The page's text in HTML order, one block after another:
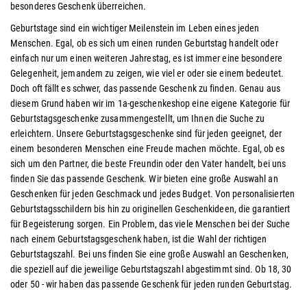
besonderes Geschenk überreichen.
Geburtstage sind ein wichtiger Meilenstein im Leben eines jeden
Menschen. Egal, ob es sich um einen runden Geburtstag handelt oder
einfach nur um einen weiteren Jahrestag, es ist immer eine besondere
Gelegenheit, jemandem zu zeigen, wie viel er oder sie einem bedeutet.
Doch oft fällt es schwer, das passende Geschenk zu finden. Genau aus
diesem Grund haben wir im 1a-geschenkeshop eine eigene Kategorie für
Geburtstagsgeschenke zusammengestellt, um Ihnen die Suche zu
erleichtern. Unsere Geburtstagsgeschenke sind für jeden geeignet, der
einem besonderen Menschen eine Freude machen möchte. Egal, ob es
sich um den Partner, die beste Freundin oder den Vater handelt, bei uns
finden Sie das passende Geschenk. Wir bieten eine große Auswahl an
Geschenken für jeden Geschmack und jedes Budget. Von personalisierten
Geburtstagsschildern bis hin zu originellen Geschenkideen, die garantiert
für Begeisterung sorgen. Ein Problem, das viele Menschen bei der Suche
nach einem Geburtstagsgeschenk haben, ist die Wahl der richtigen
Geburtstagszahl. Bei uns finden Sie eine große Auswahl an Geschenken,
die speziell auf die jeweilige Geburtstagszahl abgestimmt sind. Ob 18, 30
oder 50 - wir haben das passende Geschenk für jeden runden Geburtstag.